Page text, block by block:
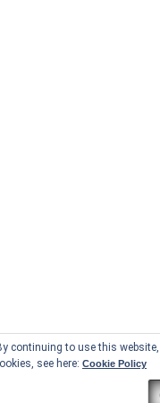
continuing to use this
see here: Cookie Policy